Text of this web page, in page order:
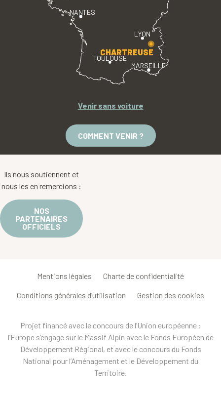
LYON
TOULOUSE
MARSEILLE
NANTES
CHARTREUSE
Venir sans voiture
COMMENT VENIR ?
Ils nous soutiennent et
nous les en remercions :
NOS
PARTENAIRES
OFFICIELS
Mentions légales Charte de confidentialité
Conditions générales d’utilisation Gestion des cookies
Projet financé avec le concours de l’Union européenne :
l’Europe s’engage sur le Massif Alpin avec le Fonds Européen de
Développement Régional, et avec le concours du Fonds
National pour l’Aménagement et le Développement du
Territoire.